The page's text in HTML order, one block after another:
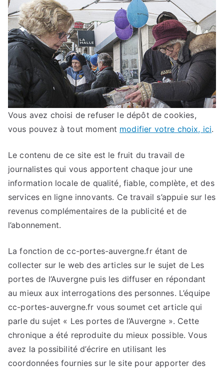
Vous avez choisi de refuser le dépôt de cookies,
vous pouvez à tout moment modifier votre choix, ici.
Le contenu de ce site est le fruit du travail de
journalistes qui vous apportent chaque jour une
information locale de qualité, fiable, complète, et des
services en ligne innovants. Ce travail s’appuie sur les
revenus complémentaires de la publicité et de
l’abonnement.
La fonction de cc-portes-auvergne.fr étant de
collecter sur le web des articles sur le sujet de Les
portes de l’Auvergne puis les diffuser en répondant
au mieux aux interrogations des personnes. L’équipe
cc-portes-auvergne.fr vous soumet cet article qui
parle du sujet « Les portes de l’Auvergne ». Cette
chronique a été reproduite du mieux possible. Vous
avez la possibilité d’écrire en utilisant les
coordonnées fournies sur le site pour apporter des